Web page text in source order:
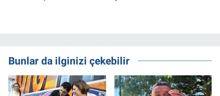
Bunlar da ilginizi çekebilir